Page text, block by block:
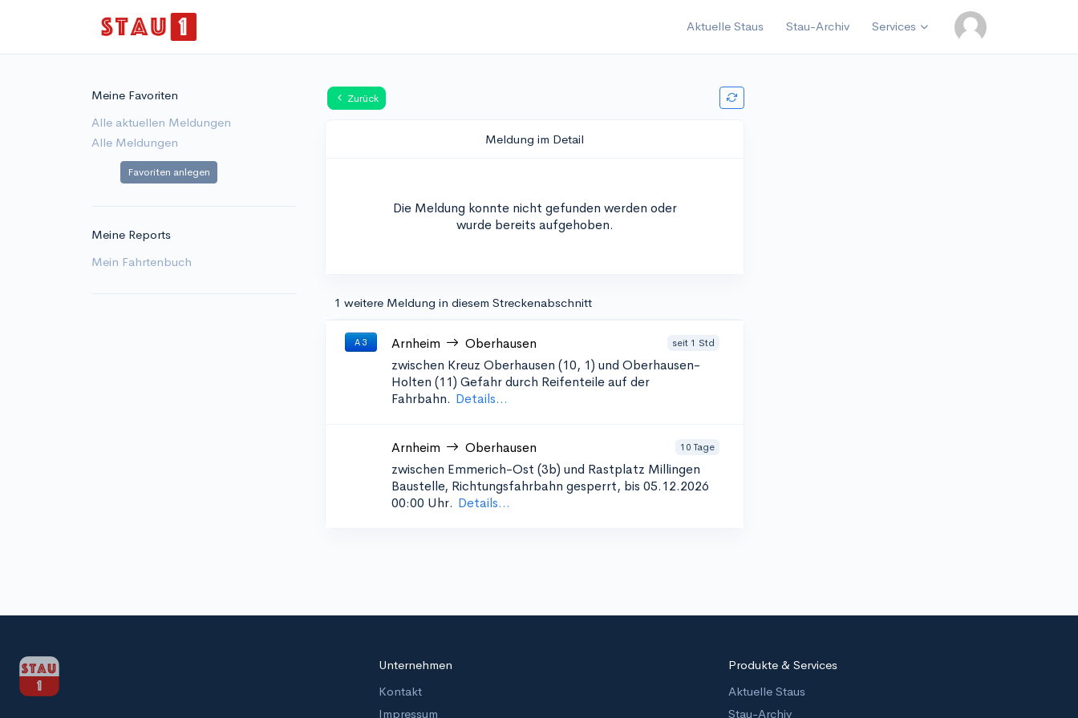
Aktuelle Staus Stau-Archiv Services
Meine Favoriten
Alle aktuellen Meldungen
Alle Meldungen
Favoriten anlegen
Meine Reports
Mein Fahrtenbuch
Zurück
Meldung im Detail
Die Meldung konnte nicht gefunden werden oder
wurde bereits aufgehoben.
1 weitere Meldung in diesem Streckenabschnitt
A 3 Arnheim Oberhausen seit 1 Std
zwischen Kreuz Oberhausen (10, 1) und Oberhausen-
Holten (11) Gefahr durch Reifenteile auf der
Fahrbahn. Details...
Arnheim Oberhausen 10 Tage
zwischen Emmerich-Ost (3b) und Rastplatz Millingen
Baustelle, Richtungsfahrbahn gesperrt, bis 05.12.2026
00:00 Uhr. Details...
Unternehmen
Kontakt
Impressum
Produkte & Services
Aktuelle Staus
Stau-Archiv